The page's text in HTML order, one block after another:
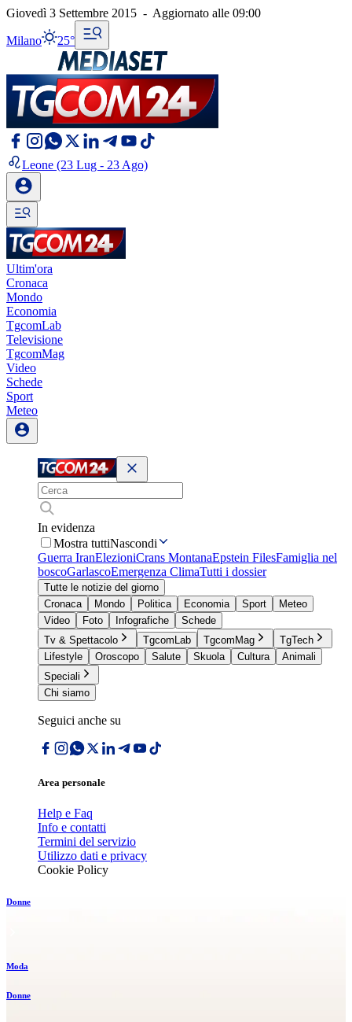
Giovedì 3 Settembre 2015 - Aggiornato alle 09:00
Milano 25°
Leone (23 Lug - 23 Ago)
Ultim'ora
Cronaca
Mondo
Economia
TgcomLab
Televisione
TgcomMag
Video
Schede
Sport
Meteo
In evidenza
Mostra tuttiNascondi
Guerra IranElezioniCrans MontanaEpstein FilesFamiglia nel
boscoGarlascoEmergenza ClimaTutti i dossier
Tutte le notizie del giorno
Cronaca
Mondo Politica Economia Sport
Meteo
Video
Foto Infografiche
Schede
Tv & Spettacolo
TgcomLab TgcomMag
TgTech
Lifestyle
Oroscopo Salute Skuola Cultura
Animali
Speciali
Chi siamo
Seguici anche su
Area personale
Help e Faq
Info e contatti
Termini del servizio
Utilizzo dati e privacy
Cookie Policy
Donne
Moda
Donne